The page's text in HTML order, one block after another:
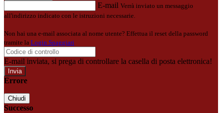
E-mail Verrà inviato un messaggio
all'indirizzo indicato con le istruzioni necessarie.
Non hai una e-mail associata al nome utente? Effettua il reset della password
tramite la Login Spaggiari
E-mail inviata, si prega di controllare la casella di posta elettronica!
Errore
Chiudi
Successo